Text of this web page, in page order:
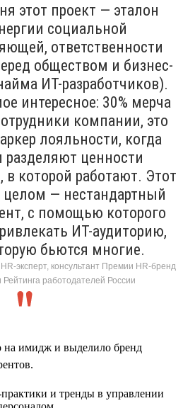
этот проект — эталон
социальной
ответственности
обществом и бизнес-
ИТ-разработчиков).
интересное: 30% мерча
компании, это
лояльности, когда
ценности
в которой работают. Этот
целом — нестандартный
с помощью которого
ИТ-аудиторию,
бьются многие.
эксперт, консультант Премии HR-бренд
Рейтинга работодателей России
на имидж и выделило бренд